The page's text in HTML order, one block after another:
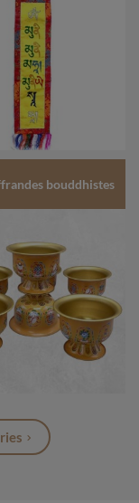
bouddhistes